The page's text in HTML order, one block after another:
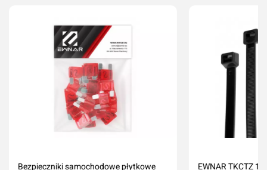
Bezpieczniki samochodowe płytkowe
EWNAR TKCTZ